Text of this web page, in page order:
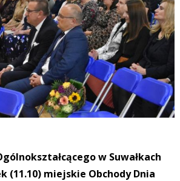
w Suwałkach
(11.10) miejskie Obchody Dnia